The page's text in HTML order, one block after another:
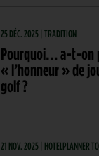
25 DÉC. 2025 | TRADITION
Pourquoi… a-t-on
« l’honneur » de
golf ?
21 NOV. 2025 | HOTELPLANNER